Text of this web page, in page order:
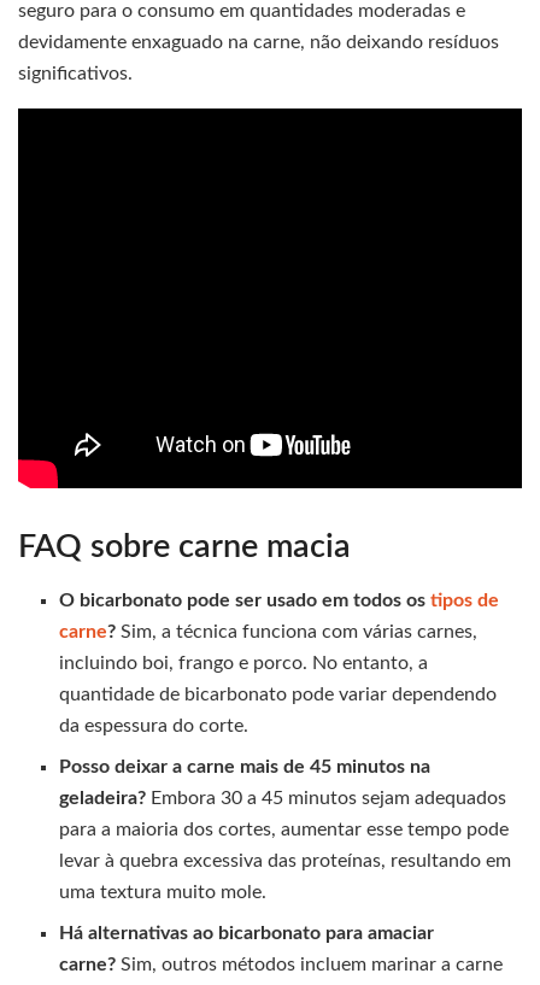
seguro para o consumo em quantidades moderadas e
devidamente enxaguado na carne, não deixando resíduos
significativos.
FAQ sobre carne macia
O bicarbonato pode ser usado em todos ostipos de
carne? Sim, a técnica funciona com várias carnes,
incluindo boi, frango e porco. No entanto, a
quantidade de bicarbonato pode variar dependendo
da espessura do corte.
Posso deixar a carne mais de 45 minutos na
geladeira? Embora 30 a 45 minutos sejam adequados
para a maioria dos cortes, aumentar esse tempo pode
levar à quebra excessiva das proteínas, resultando em
uma textura muito mole.
Há alternativas ao bicarbonato para amaciar
carne? Sim, outros métodos incluem marinar a carne